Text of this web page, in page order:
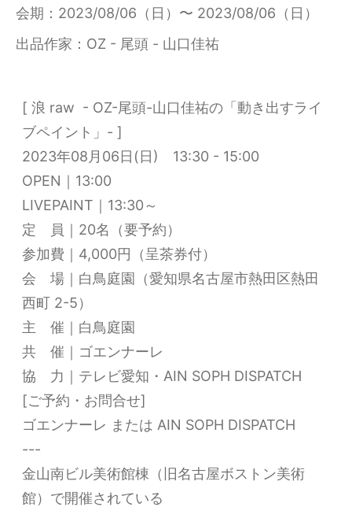
会期
2023/08/06（日）〜 2023/08/06（日）
出品作家
OZ - 尾頭 - 山口佳祐
[ 浪 raw - OZ-尾頭-山口佳祐の「動き出すライ
ブペイント」- ]
2023年08月06日(日) 13:30 - 15:00
OPEN｜13:00
LIVEPAINT｜13:30～
定 員｜20名（要予約）
参加費｜4,000円（呈茶券付）
会 場｜白鳥庭園（愛知県名古屋市熱田区熱田
西町 2-5）
主 催｜白鳥庭園
共 催｜ゴエンナーレ
協 力｜テレビ愛知・AIN SOPH DISPATCH
[ご予約・お問合せ]
ゴエンナーレ または AIN SOPH DISPATCH
---
金山南ビル美術館棟（旧名古屋ボストン美術
館）で開催されている